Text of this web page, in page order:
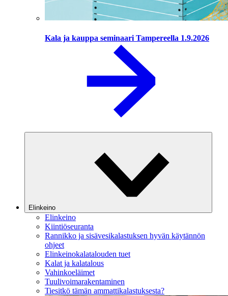
Kala ja kauppa seminaari Tampereella 1.9.2026
Elinkeino
Elinkeino
Kiintiöseuranta
Rannikko ja sisävesikalastuksen hyvän käytännön
ohjeet
Elinkeinokalatalouden tuet
Kalat ja kalatalous
Vahinkoeläimet
Tuulivoimarakentaminen
Tiesitkö tämän ammattikalastuksesta?